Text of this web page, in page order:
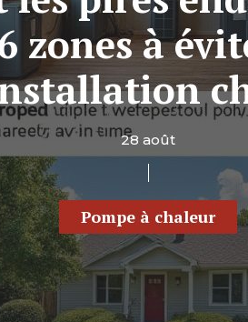
zones à
28 août
Pompe à chaleur